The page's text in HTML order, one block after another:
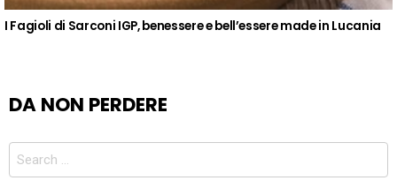
I Fagioli di Sarconi IGP, benessere e bell’essere made in Lucania
DA NON PERDERE
Search